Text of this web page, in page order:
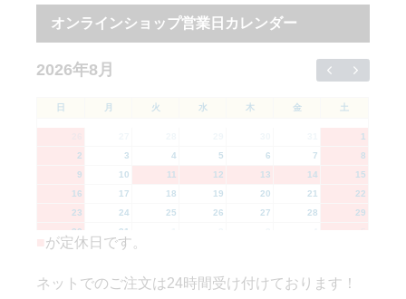
オンラインショップ営業日カレンダー
2026年8月
日 月 火 水 木 金 土
1
2
3 4 5 6 7
8
9
10 11 12 13 14
15
16
17 18 19 20 21
22
23
24 25 26 27 28
29
30
31
が定休日です。
ネットでのご注文は24時間受け付けております！